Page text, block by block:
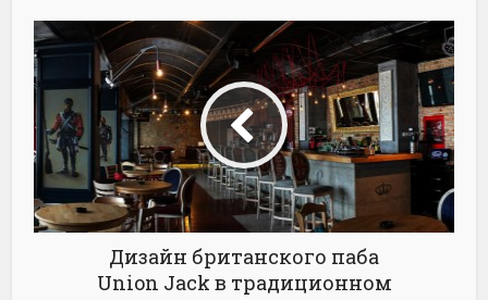
Дизайн британского паба
Union Jack в традиционном